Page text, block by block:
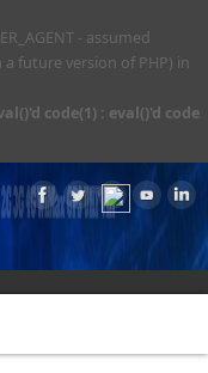
- assumed
a future version of PHP) in
code(1) : eval()'d code